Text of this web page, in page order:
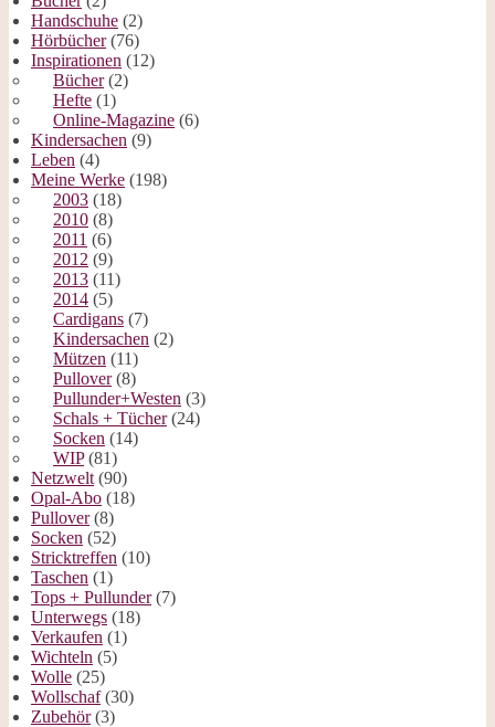
Handschuhe (2)
Hörbücher(76)
Inspirationen (12)
Bücher(2)
Hefte (1)
Online-Magazine (6)
Kindersachen (9)
Leben (4)
Meine Werke (198)
2003 (18)
2010 (8)
2011 (6)
2012 (9)
2013 (11)
2014 (5)
Cardigans (7)
Kindersachen (2)
Mützen (11)
Pullover(8)
Pullunder+Westen (3)
Schals + Tücher(24)
Socken (14)
WIP(81)
Netzwelt (90)
Opal-Abo (18)
Pullover(8)
Socken (52)
Stricktreffen (10)
Taschen (1)
Tops + Pullunder(7)
Unterwegs (18)
Verkaufen (1)
Wichteln (5)
Wolle (25)
Wollschaf(30)
Zubehör(3)